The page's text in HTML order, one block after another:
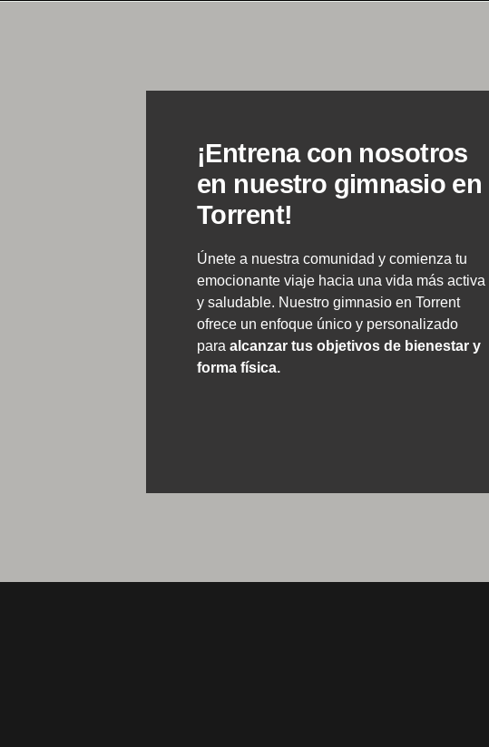
¡Entrena con nosotros
en nuestro gimnasio en
Torrent!
Únete a nuestra comunidad y comienza tu
emocionante viaje hacia una vida más activa
y saludable. Nuestro gimnasio en Torrent
ofrece un enfoque único y personalizado
para alcanzar tus objetivos de bienestar y
forma física.